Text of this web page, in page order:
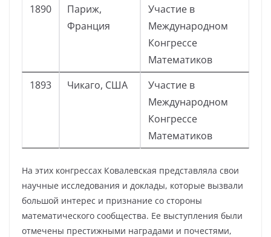
1890
Париж,
Франция
Участие в
Международном
Конгрессе
Математиков
1893
Чикаго, США
Участие в
Международном
Конгрессе
Математиков
На этих конгрессах Ковалевская представляла свои
научные исследования и доклады, которые вызвали
большой интерес и признание со стороны
математического сообщества. Ее выступления были
отмечены престижными наградами и почестями,